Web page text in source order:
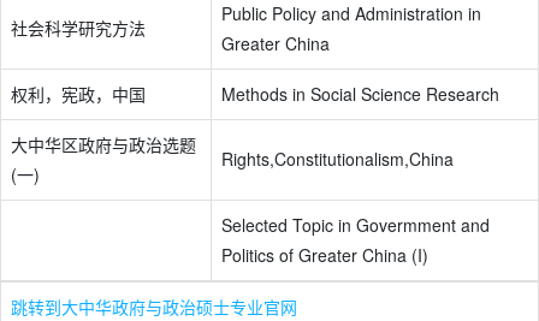
社会科学研究方法
Public Policy and Administration in
Greater China
权利，宪政，中国 Methods in Social Science Research
大中华区政府与政治选题
(一)
Rights,Constitutionalism,China
Selected Topic in Govermment and
Politics of Greater China (I)
跳转到大中华政府与政治硕士专业官网